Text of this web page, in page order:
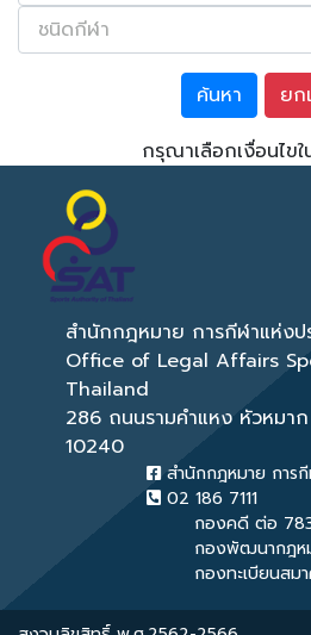
ชนิดกีฬา
กรุณาเลือกเงื่อนไข
สำนักกฎหมาย การกีฬาแห่งป
Office of Legal Affairs
Thailand
286 ถนนรามคำแหง หัวหมา
10240
สำนักกฎหมาย การกี
02 186 7111
กองคดี ต่อ
กองพัฒนากฎห
กองทะเบียนส